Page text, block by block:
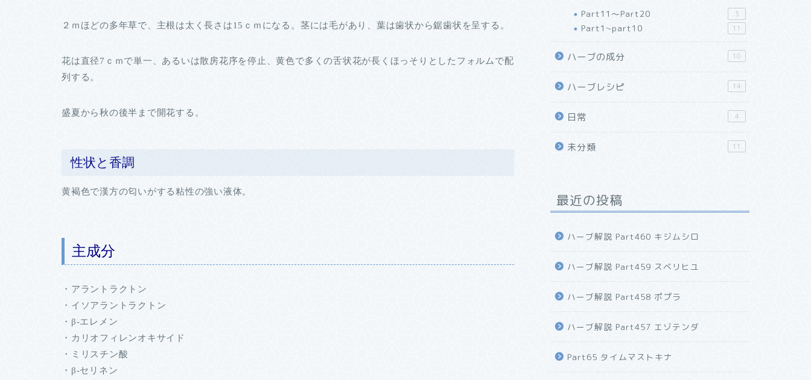
２ｍほどの多年草で、主根は太く長さは15ｃｍになる。茎には毛があり、葉は歯状から鋸歯状を呈する。
花は直径7ｃｍで単一、あるいは散房花序を停止、黄色で多くの舌状花が長くほっそりとしたフォルムで配
列する。
盛夏から秋の後半まで開花する。
性状と香調
黄褐色で漢方の匂いがする粘性の強い液体。
主成分
・アラントラクトン
・イソアラントラクトン
・β-エレメン
・カリオフィレンオキサイド
・ミリスチン酸
・β-セリネン
Part11～Part20 3
Part1~part10 11
ハーブの成分 10
ハーブレシピ 14
日常 4
未分類 11
最近の投稿
ハーブ解説 Part460 キジムシロ
ハーブ解説 Part459 スベリヒユ
ハーブ解説 Part458 ポプラ
ハーブ解説 Part457 エゾテンダ
Part65 タイムマストキナ